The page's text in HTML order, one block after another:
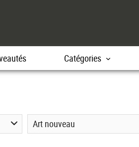
Catégories
Art nouveau